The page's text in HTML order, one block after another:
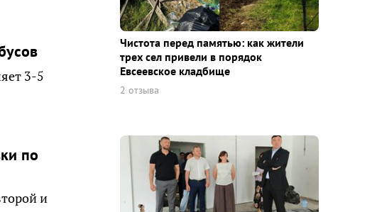
3-5
по
и
Чистота перед памятью: как жители
трех сел привели в порядок
Евсеевское кладбище
2 отзыва